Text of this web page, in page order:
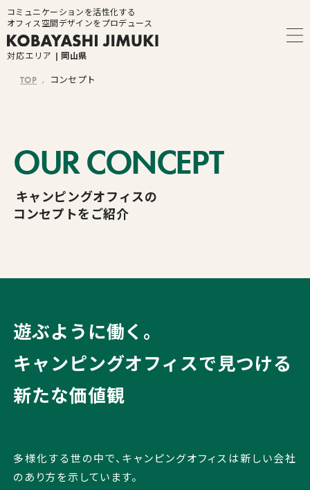
導入メリット
導入を検討されている方へ
コミュニケーションを活性化する
オフィス空間デザインをプロデュース
対応エリア | 岡山県
TOP / コンセプト
OUR CONCEPT
キャンピングオフィスの
コンセプトをご紹介
遊ぶように働く。
キャンピングオフィスで⾒つける
新たな価値観
多様化する世の中で、キャンピングオフィスは新しい会社
のあり方を示しています。